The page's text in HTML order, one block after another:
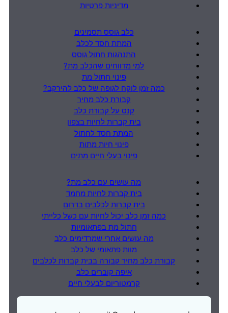
מדיניות פרטיות
כלב גוסס תסמינים
המתת חסד לכלב
התנהגות חתול גוסס
למי מדווחים שהכלב מת?
פינוי חתול מת
כמה זמן לוקח לגופה של כלב להירקב?
קבורת כלב מחיר
קנס על קבורת כלב
בית קברות לחיות בצפון
המתת חסד לחתול
פינוי חיות מתות
פינוי בעלי חיים מתים
מה עושים עם כלב מת?
בית קברות לחיות מחמד
בית קברות לכלבים בדרום
כמה זמן כלב יכול לחיות עם כשל כלייתי
חתול מת בפתאומיות
מה עושים אחרי שמרדימים כלב
מוות פתאומי של כלב
קבורת כלב מחיר קבורה בבית קברות לכלבים
איפה קוברים כלב
קרמטוריום לבעלי חיים